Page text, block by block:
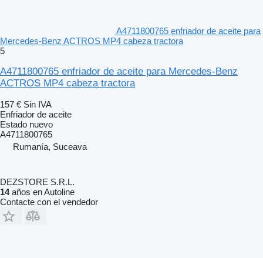
A4711800765 enfriador de aceite para
Mercedes-Benz ACTROS MP4 cabeza tractora
5
A4711800765 enfriador de aceite para Mercedes-Benz
ACTROS MP4 cabeza tractora
157 € Sin IVA
Enfriador de aceite
Estado nuevo
A4711800765
Rumanía, Suceava
DEZSTORE S.R.L.
14años en Autoline
Contacte con el vendedor